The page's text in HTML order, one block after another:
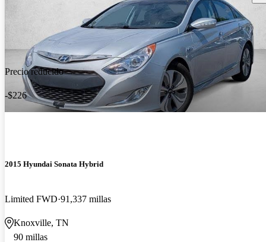
Precio reducido
-$226
2015 Hyundai Sonata Hybrid
Limited FWD 91,337 millas
Knoxville, TN
90 millas